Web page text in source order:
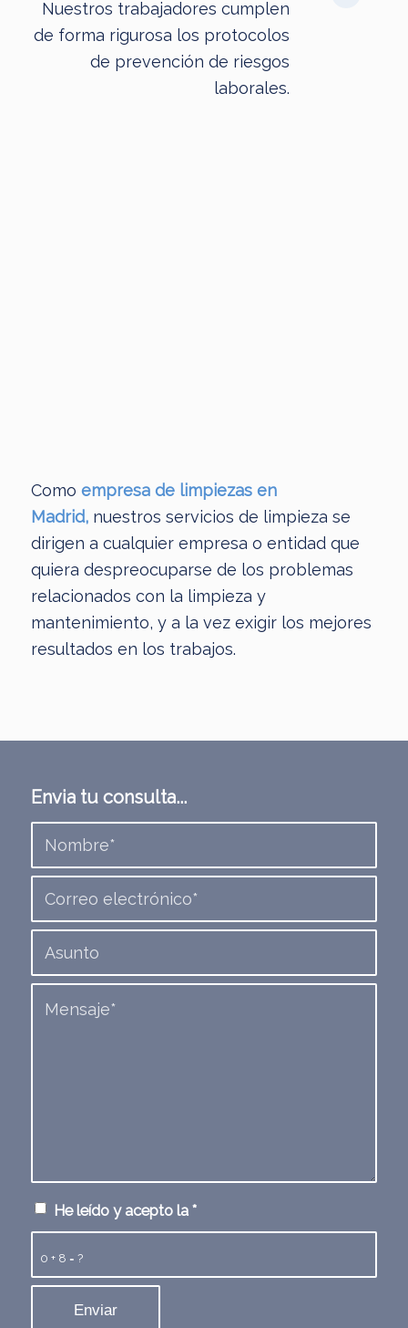
Nuestros trabajadores cumplen
de forma rigurosa los protocolos
de prevención de riesgos
laborales.
Como empresa de limpiezas en
Madrid,nuestros servicios de limpieza se
dirigen a cualquier empresa o entidad que
quiera despreocuparse de los problemas
relacionados con la limpieza y
mantenimiento, y a la vez exigir los mejores
resultados en los trabajos.
Envia tu consulta...
He leído y acepto la *
0 + 8 = ?